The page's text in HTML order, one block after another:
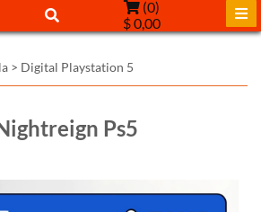
(0)
$ 0,00
> Digital Playstation 5
Ps5